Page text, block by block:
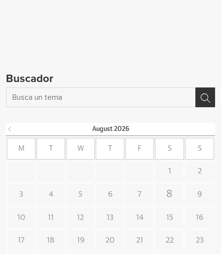
Buscador
August 2026
M W F S S
1 2
3 4 5 6 7 8 9
10 11 12 13 14 15 16
17 18 19 20 21 22 23